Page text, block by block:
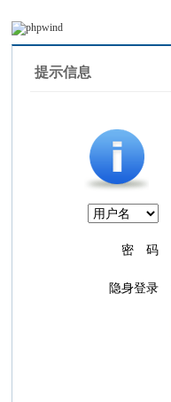
提示信息
密 码
隐身登录